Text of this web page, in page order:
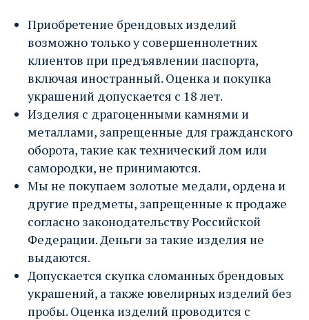
Приобретение брендовых изделий
возможно только у совершеннолетних
клиентов при предъявлении паспорта,
включая иностранный. Оценка и покупка
украшений допускается с 18 лет.
Изделия с драгоценными камнями и
металлами, запрещенные для гражданского
оборота, такие как технический лом или
самородки, не принимаются.
Мы не покупаем золотые медали, ордена и
другие предметы, запрещенные к продаже
согласно законодательству Российской
Федерации. Деньги за такие изделия не
выдаются.
Допускается скупка сломанных брендовых
украшений, а также ювелирных изделий без
пробы. Оценка изделий проводится с
офис КУРСКАЯ
ул. Земляной вал, д. 21/2-4 с.2
м. Курская, 3 мин. пешком
Парковка для клиентов
пн-пт 10:00–20:00; сб,вс 10:00–18:00